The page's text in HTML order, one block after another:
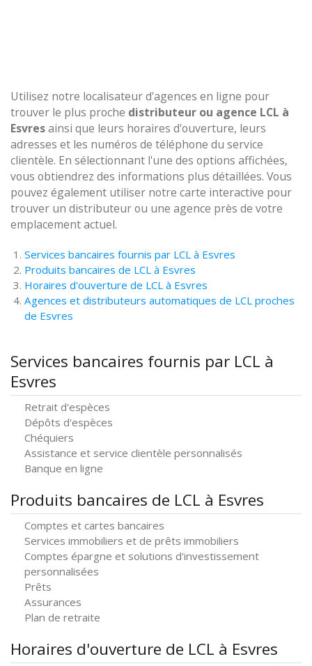
Utilisez notre localisateur d'agences en ligne pour
trouver le plus proche distributeur ou agence LCL à
Esvresainsi que leurs horaires d'ouverture, leurs
adresses et les numéros de téléphone du service
clientèle. En sélectionnant l'une des options affichées,
vous obtiendrez des informations plus détaillées. Vous
pouvez également utiliser notre carte interactive pour
trouver un distributeur ou une agence près de votre
emplacement actuel.
Services bancaires fournis par LCL à Esvres
Produits bancaires de LCL à Esvres
Horaires d'ouverture de LCL à Esvres
Agences et distributeurs automatiques de LCL proches
de Esvres
Services bancaires fournis par LCL à
Esvres
Retrait d'espèces
Dépôts d'espèces
Chéquiers
Assistance et service clientèle personnalisés
Banque en ligne
Produits bancaires de LCL à Esvres
Comptes et cartes bancaires
Services immobiliers et de prêts immobiliers
Comptes épargne et solutions d'investissement
personnalisées
Prêts
Assurances
Plan de retraite
Horaires d'ouverture de LCL à Esvres